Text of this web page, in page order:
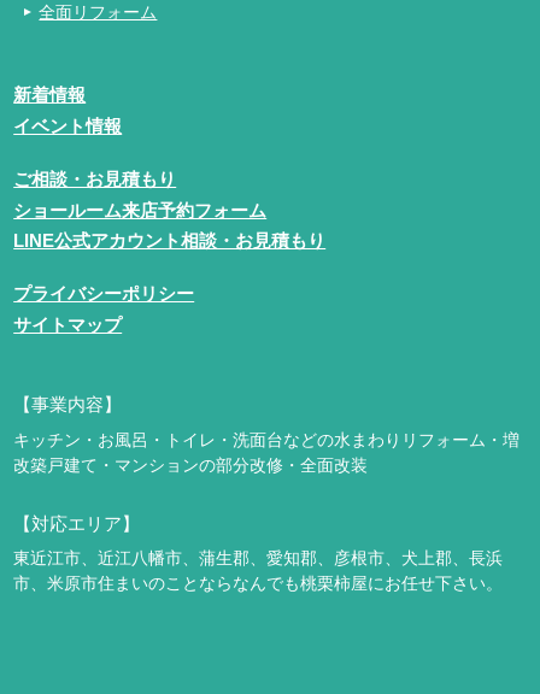
全面リフォーム
新着情報
イベント情報
ご相談・お見積もり
ショールーム来店予約フォーム
LINE公式アカウント相談・お見積もり
プライバシーポリシー
サイトマップ
【事業内容】
キッチン・お風呂・トイレ・洗面台などの水まわりリフォーム・増
改築戸建て・マンションの部分改修・全面改装
【対応エリア】
東近江市、近江八幡市、蒲生郡、愛知郡、彦根市、犬上郡、長浜
市、米原市住まいのことならなんでも桃栗柿屋にお任せ下さい。